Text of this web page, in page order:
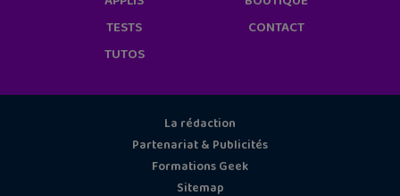
TESTS
TUTOS
CONTACT
La rédaction
Partenariat & Publicités
Formations Geek
Sitemap